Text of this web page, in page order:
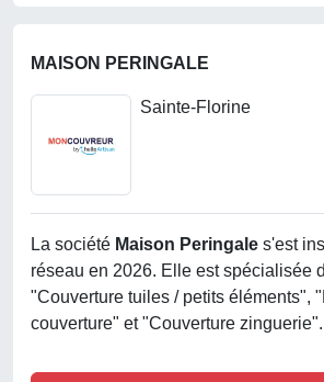
MAISON PERINGALE
Sainte-Florine
La société Maison Peringale s'est
réseau en 2026. Elle est spécialisée
"Couverture tuiles / petits éléments",
couverture" et "Couverture zinguerie".